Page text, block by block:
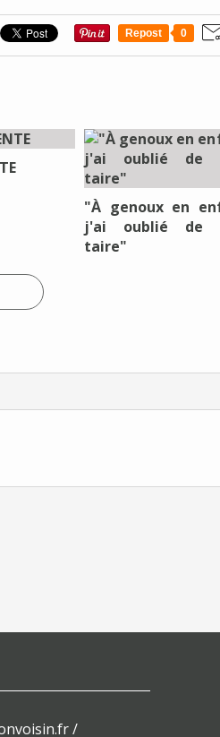
Repost 0
"À genoux en
j'ai oublié de
taire"
/